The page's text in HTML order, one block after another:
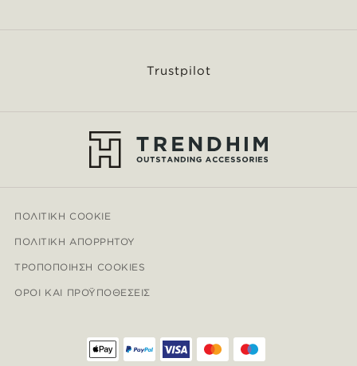
Trustpilot
ΠΟΛΙΤΙΚΉ COOKIE
ΠΟΛΙΤΙΚΉ ΑΠΟΡΡΉΤΟΥ
ΤΡΟΠΟΠΟΊΗΣΗ COOKIES
ΌΡΟΙ ΚΑΙ ΠΡΟΫΠΟΘΈΣΕΙΣ